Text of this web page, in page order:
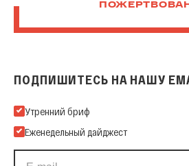
ПОДПИШИТЕСЬ НА НАШУ
Подпишитесь на нашу Email-рассылку
Утренний бриф
Еженедельный дайджест